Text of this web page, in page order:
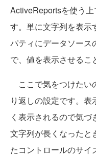
ActiveReportsを使う
す。単に文字列を表示
パティにデータソース
で、値を表示させるこ
ここで気をつけたい
り返しの設定です。
く表示されるので気
文字列が長くなったと
たコントロールのサ